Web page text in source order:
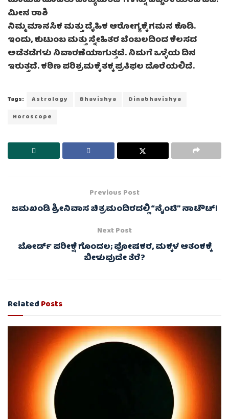
ಮೀನ ರಾಶಿ
ನಿಮ್ಮ ಮಾನಸಿಕ ಮತ್ತು ದೈಹಿಕ ಆರೋಗ್ಯಕ್ಕೆ ಗಮನ ಕೊಡಿ.
ಇಂದು, ಕುಟುಂಬ ಮತ್ತು ಸ್ನೇಹಿತರ ಬೆಂಬಲದಿಂದ ಕೆಲಸದ
ಅಡೆತಡೆಗಳು ನಿವಾರಣೆಯಾಗುತ್ತವೆ. ನಿಮಗೆ ಒಳ್ಳೆಯ ದಿನ
ಇರುತ್ತದೆ. ಕಠಿಣ ಪರಿಶ್ರಮಕ್ಕೆ ತಕ್ಕ ಪ್ರತಿಫಲ ದೊರೆಯಲಿದೆ.
Tags: Astrology Bhavishya
Dinabhavishya
Horoscope
Previous Post
ಜಮಖಂಡಿ ಶ್ರೀನಿವಾಸ ಚಿತ್ರಮಂದಿರದಲ್ಲಿ “ನೈಂಟಿ” ನಾಟೌಟ್!
Next Post
ಬೋರ್ಡ್ ಪರೀಕ್ಷೆ ಗೊಂದಲ; ಪೋಷಕರ, ಮಕ್ಕಳ ಆತಂಕಕ್ಕೆ
ಬೀಳುವುದೇ ತೆರೆ?
RelatedPosts